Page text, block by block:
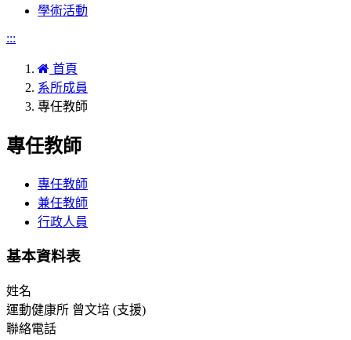
學術活動
:::
首頁
系所成員
專任教師
專任教師
專任教師
兼任教師
行政人員
基本資料表
姓名
運動健康所 曾文培 (支援)
聯絡電話